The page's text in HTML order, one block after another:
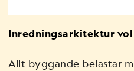
Inredningsarkitektur
Allt byggande belastar